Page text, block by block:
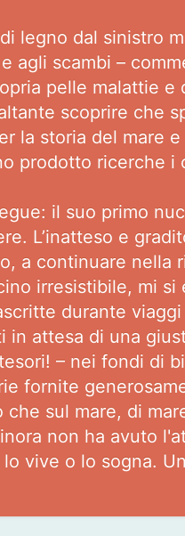
legno dal sinistro
agli scambi –
pelle malattie
scoprire che
la storia del mare
prodotto ricerche i
il suo primo
L’inatteso e
a continuare nella
irresistibile, mi si
durante viaggi
attesa di una
– nei fondi di
fornite
sul mare, di
non ha avuto
vive o lo sogna.